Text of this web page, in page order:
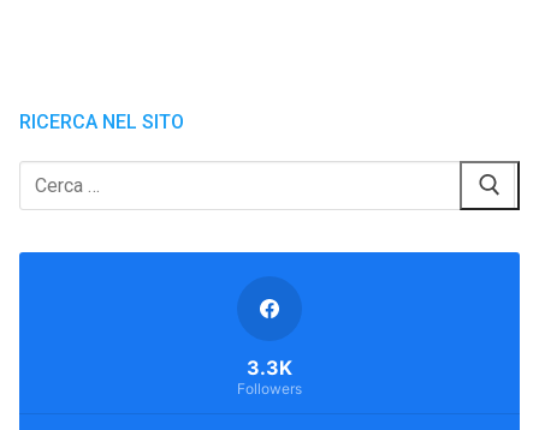
RICERCA NEL SITO
Cerca:
3.3K
Followers